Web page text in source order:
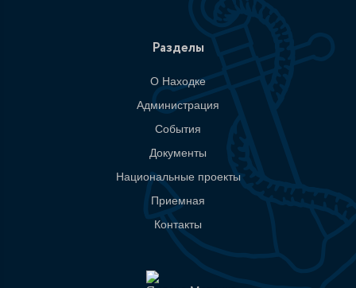
Разделы
О Находке
Администрация
События
Документы
Национальные проекты
Приемная
Контакты